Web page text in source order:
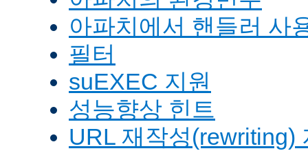
아파치에서 핸들러 사
필터
suEXEC 지원
성능향상 힌트
URL 재작성(rewriting)